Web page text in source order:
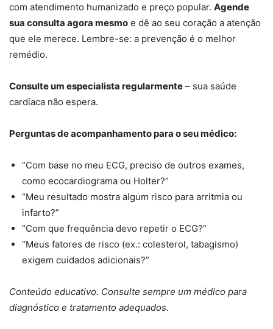
com atendimento humanizado e preço popular. Agende
sua consulta agora mesmo e dê ao seu coração a atenção
que ele merece. Lembre-se: a prevenção é o melhor
remédio.
Consulte um especialista regularmente – sua saúde
cardíaca não espera.
Perguntas de acompanhamento para o seu médico:
“Com base no meu ECG, preciso de outros exames,
como ecocardiograma ou Holter?”
“Meu resultado mostra algum risco para arritmia ou
infarto?”
“Com que frequência devo repetir o ECG?”
“Meus fatores de risco (ex.: colesterol, tabagismo)
exigem cuidados adicionais?”
Conteúdo educativo. Consulte sempre um médico para
diagnóstico e tratamento adequados.